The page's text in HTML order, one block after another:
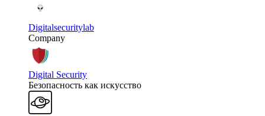
Digitalsecuritylab
Company
Digital Security
Безопасность как искусство